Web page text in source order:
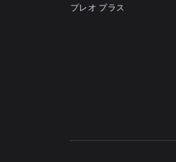
プレオ プラス